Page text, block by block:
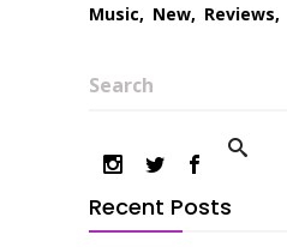
Music
New Reviews
Search
Recent Posts